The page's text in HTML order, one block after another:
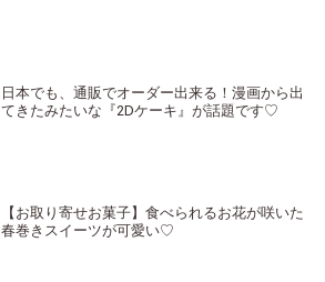
日本でも、通販でオーダー出来る！漫画から出
てきたみたいな『2Dケーキ』が話題です♡
【お取り寄せお菓子】食べられるお花が咲いた
春巻きスイーツが可愛い♡